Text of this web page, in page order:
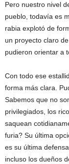
Pero nuestro nivel
pueblo, todavía es
rabia explotó de
un proyecto claro
pudieron orientar a
Con todo ese
forma más clara.
Sabemos que no
privilegiados, los
saquean
furia? Su última
es su última
incluso los dueños